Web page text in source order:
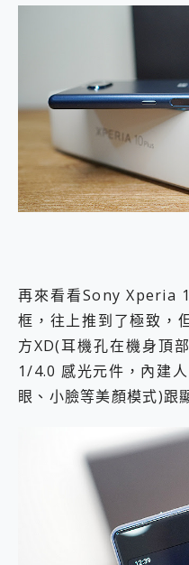
再來看看Sony Xperia
框，往上推到了極致，
方XD(耳機孔在機身頂
1/4.0 感光元件，內建
眼、小臉等美顏模式)跟